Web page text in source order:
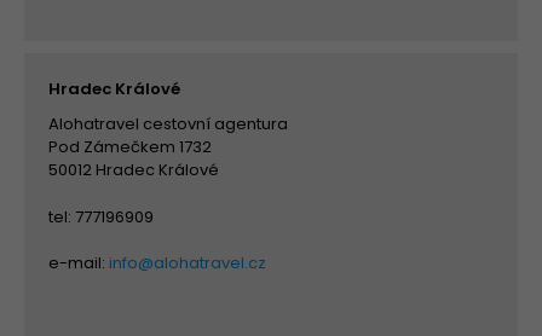
Hradec Králové
Alohatravel cestovní agentura
Pod Zámečkem 1732
50012 Hradec Králové
tel: 777196909
e-mail: info@alohatravel.cz